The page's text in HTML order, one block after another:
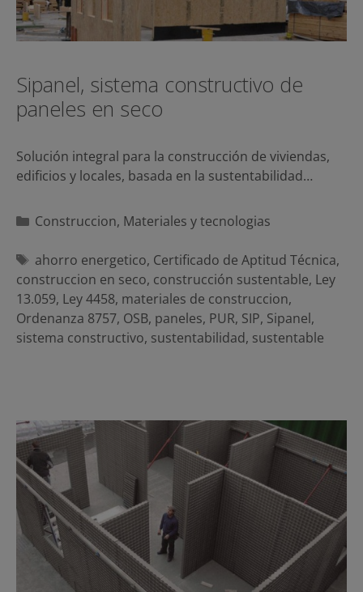
Sipanel, sistema constructivo de
paneles en seco
Solución integral para la construcción de viviendas,
edificios y locales, basada en la sustentabilidad…
Categorías
Construccion, Materiales y tecnologias
Etiquetas
ahorro energetico, Certificado de Aptitud Técnica,
construccion en seco, construcción sustentable, Ley
13.059, Ley 4458, materiales de construccion,
Ordenanza 8757, OSB, paneles, PUR, SIP, Sipanel,
sistema constructivo, sustentabilidad, sustentable